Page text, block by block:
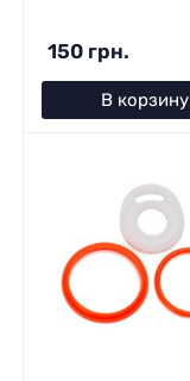
150 грн.
В корзину